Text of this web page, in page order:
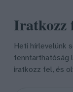
Iratkozz
Heti hírlevelünk
fenntarthatóság
iratkozz fel, és